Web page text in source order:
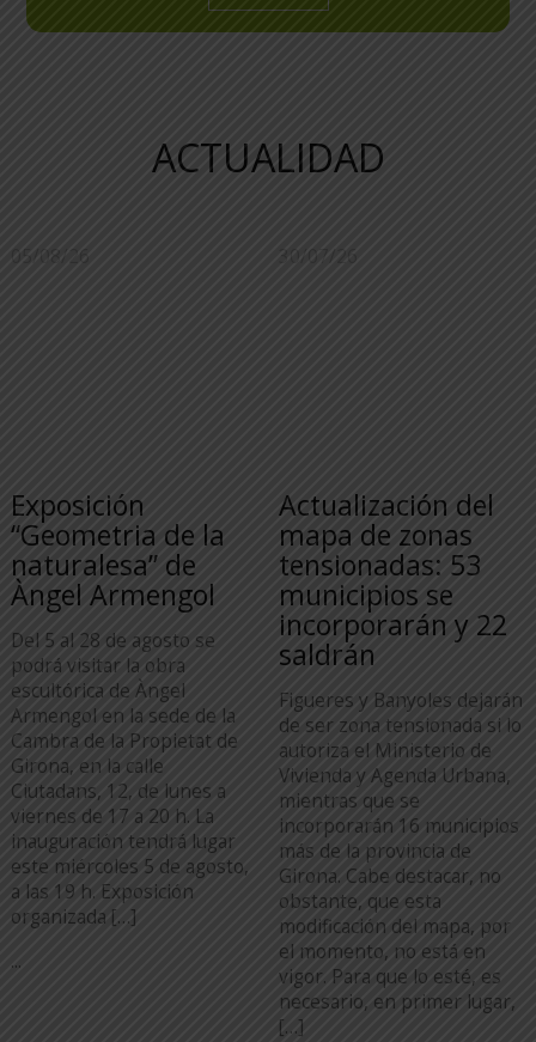
ACTUALIDAD
05/08/26
Exposición
“Geometria de la
naturalesa” de
Àngel Armengol
Del 5 al 28 de agosto se
podrá visitar la obra
escultórica de Àngel
Armengol en la sede de la
Cambra de la Propietat de
Girona, en la calle
Ciutadans, 12, de lunes a
viernes de 17 a 20 h. La
inauguración tendrá lugar
este miércoles 5 de agosto,
a las 19 h. Exposición
organizada […]
...
30/07/26
Actualización del
mapa de zonas
tensionadas: 53
municipios se
incorporarán y 22
saldrán
Figueres y Banyoles dejarán
de ser zona tensionada si lo
autoriza el Ministerio de
Vivienda y Agenda Urbana,
mientras que se
incorporarán 16 municipios
más de la provincia de
Girona. Cabe destacar, no
obstante, que esta
modificación del mapa, por
el momento, no está en
vigor. Para que lo esté, es
necesario, en primer lugar,
[…]